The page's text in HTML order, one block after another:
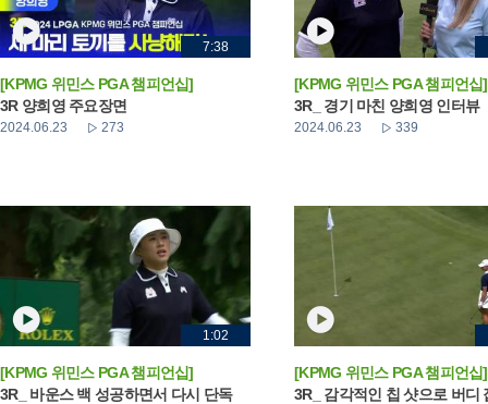
7:38
[KPMG 위민스 PGA 챔피언십]
3R 양희영 주요장면
2024.06.23 273
[KPMG 위민스 PGA 챔피언십]
3R_ 경기 마친 양희영 인터뷰
2024.06.23 339
1:02
[KPMG 위민스 PGA 챔피언십]
3R_ 바운스 백 성공하면서 다시 단독
[KPMG 위민스 PGA 챔피언십]
3R_ 감각적인 칩 샷으로 버디